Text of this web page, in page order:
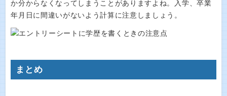
か分からなくなってしまうことがありますよね。入学、卒業
年月日に間違いがないよう計算に注意しましょう。
まとめ